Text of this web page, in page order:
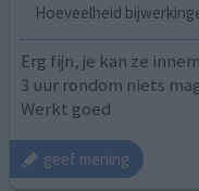
Hoeveelheid
Erg fijn, je kan ze
3 uur rondom niets
Werkt goed
geef mening